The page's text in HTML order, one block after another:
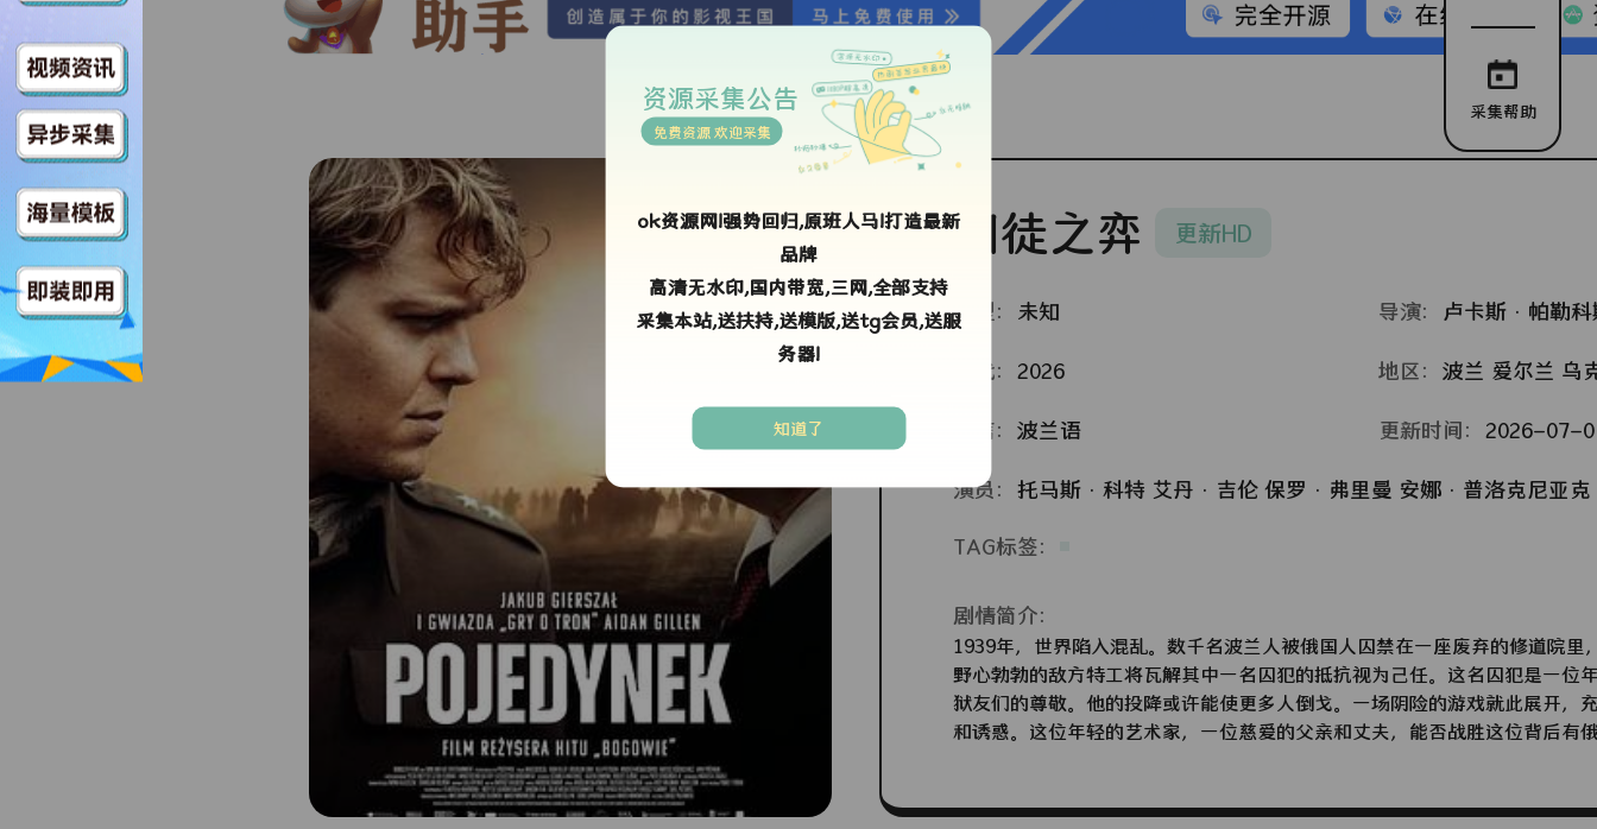
囚徒之弈 更新HD
类型： 未知 导演： 卢卡斯·帕勒科
年代： 2026 地区： 波兰 爱尔兰 乌
语言： 波兰语 更新时间： 2026-07-
演员： 托马斯·科特 艾丹·吉伦 保罗·弗里曼 安娜·普洛克尼亚克
TAG标签：
剧情简介：
1939年，世界陷入混乱。数千名波兰人被俄国人囚禁在一座废弃的修道院里
野心勃勃的敌方特工将瓦解其中一名囚犯的抵抗视为己任。这名囚犯是一位
狱友们的尊敬。他的投降或许能使更多人倒戈。一场阴险的游戏就此展开，
和诱惑。这位年轻的艺术家，一位慈爱的父亲和丈夫，能否战胜这位背后有
采集帮助
资源采集公告
免费资源 欢迎采集
ok资源网!强势回归,原班人马!打造最新
品牌
高清无水印,国内带宽,三网,全部支持
采集本站,送扶持,送模版,送tg会员,送服
务器!
知道了